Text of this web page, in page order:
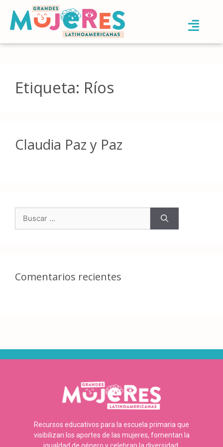
Etiqueta: Ríos
Claudia Paz y Paz
Comentarios recientes
Recursos educativos para la escuela primaria que
visibilizan los aportes de las mujeres, fomentan la
igualdad de género y celebran la diversidad.